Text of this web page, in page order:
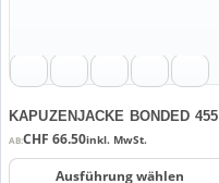
KAPUZENJACKE BONDED 455
AB:CHF 66.50inkl. MwSt.
Ausführung wählen
können
auf
der
Produktseite
gewählt